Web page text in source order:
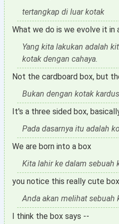
tertangkap di luar kotak
What we do is we evolve it in
Yang kita lakukan adalah
kotak dengan cahaya.
Not the cardboard box, but
Bukan dengan kotak
It's a three sided box,
Pada dasarnya itu adalah
We are born into a box
Kita lahir ke dalam sebuah
you notice this really cute
Anda akan melihat sebuah
I think the box says --